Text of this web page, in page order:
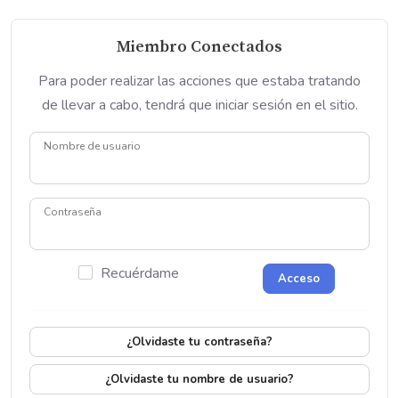
Miembro Conectados
Para poder realizar las acciones que estaba tratando
de llevar a cabo, tendrá que iniciar sesión en el sitio.
Nombre de usuario
Contraseña
Recuérdame Acceso
¿Olvidaste tu contraseña?
¿Olvidaste tu nombre de usuario?